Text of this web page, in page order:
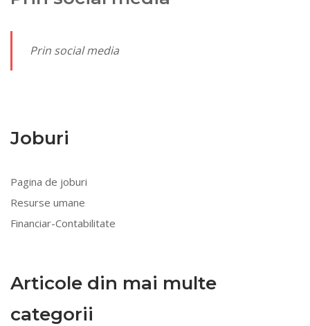
Prin social media
Joburi
Pagina de joburi
Resurse umane
Financiar-Contabilitate
Articole din mai multe
categorii